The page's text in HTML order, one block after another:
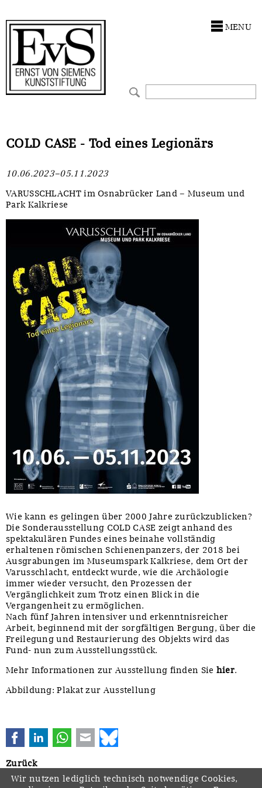
MENU
COLD CASE - Tod eines Legionärs
10.06.2023–05.11.2023
VARUSSCHLACHT im Osnabrücker Land – Museum und
Park Kalkriese
Wie kann es gelingen über 2000 Jahre zurückzublicken?
Die Sonderausstellung COLD CASE zeigt anhand des
spektakulären Fundes eines beinahe vollständig
erhaltenen römischen Schienenpanzers, der 2018 bei
Ausgrabungen im Museumspark Kalkriese, dem Ort der
Varusschlacht, entdeckt wurde, wie die Archäologie
immer wieder versucht, den Prozessen der
Vergänglichkeit zum Trotz einen Blick in die
Vergangenheit zu ermöglichen.
Nach fünf Jahren intensiver und erkenntnisreicher
Arbeit, beginnend mit der sorgfältigen Bergung, über die
Freilegung und Restaurierung des Objekts wird das
Fund- nun zum Ausstellungsstück.
Mehr Informationen zur Ausstellung finden Sie hier.
Abbildung: Plakat zur Ausstellung
FacebookLinkedInWhatsApp
E-mail
Zurück
Wir nutzen lediglich technisch notwendige Cookies,
Förderphilosophie
Gremien
Stellenangebote
Ankauf
Restaurierungen
UKRAINE-Förderlinie
Zwischenfinanzierung